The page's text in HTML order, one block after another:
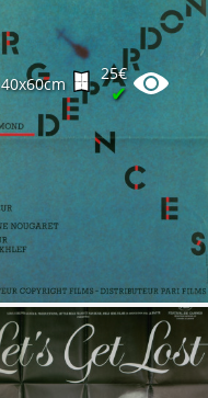
40x60cm
25€
✔